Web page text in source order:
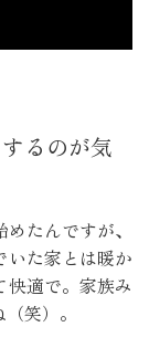
るのが気
たんですが、
いた家とは暖か
快適で。家族み
笑）。